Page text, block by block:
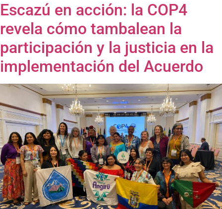
Escazú en acción: la COP4
revela cómo tambalean la
participación y la justicia en la
implementación del Acuerdo